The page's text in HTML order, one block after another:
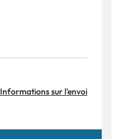
Informations sur l'envoi